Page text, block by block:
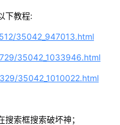
下教程:
35042_947013.html
35042_1033946.html
35042_1010022.html
索框搜索破坏神；